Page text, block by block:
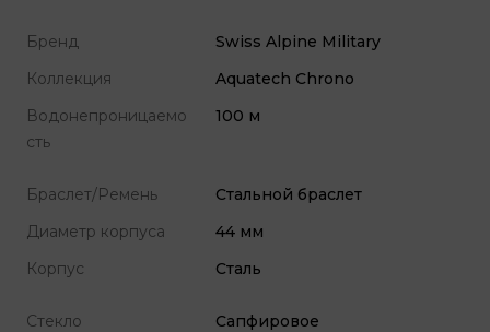
Бренд
Swiss Alpine Military
Коллекция
Aquatech Chrono
Водонепроницаемо
сть
100 м
Браслет/Ремень
Стальной браслет
Диаметр корпуса
44 мм
Корпус
Cталь
Стекло
Cапфировое